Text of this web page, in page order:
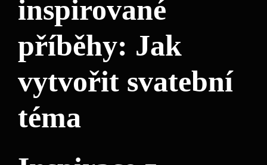
inspirované
příběhy:‌ Jak
vytvořit svatební
téma